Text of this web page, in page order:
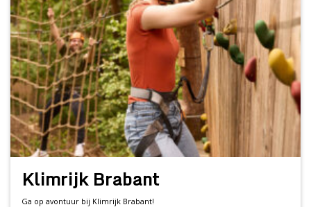
Klimrijk Brabant
Ga op avontuur bij Klimrijk Brabant!